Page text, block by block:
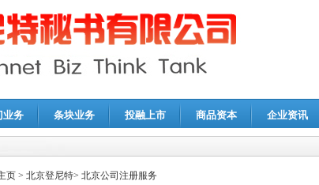
业务 条块业务 投融上市 商品资本 企业资讯
页 > 北京登尼特> 北京公司注册服务